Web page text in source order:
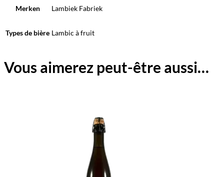
Merken Lambiek Fabriek
Types de bière Lambic à fruit
Vous aimerez peut-être aussi…